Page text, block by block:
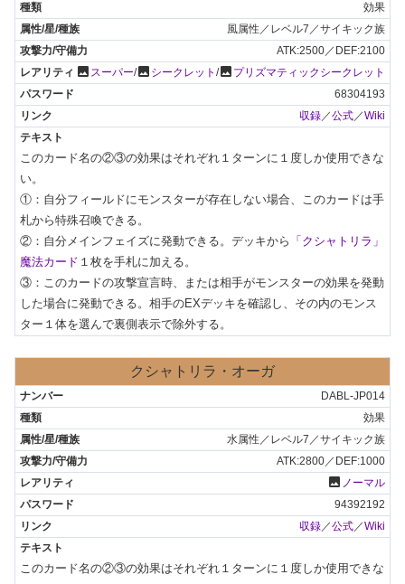
効果
風属性／レベル7／サイキック族
ATK:2500／DEF:2100
photo スーパー/photo シークレット /photo プリズマティックシークレット
68304193
収録／公式／Wiki
このカード名の②③の効果はそれぞれ１ターンに１度しか使用できな
い。
①：自分フィールドにモンスターが存在しない場合、このカードは手
札から特殊召喚できる。
②：自分メインフェイズに発動できる。デッキから 「クシャトリラ」
魔法カード １枚を手札に加える。
③：このカードの攻撃宣言時、または相手がモンスターの効果を発動
した場合に発動できる。相手のEXデッキを確認し、その内のモンス
ター１体を選んで裏側表示で除外する。
クシャトリラ・オーガ
DABL-JP014
効果
水属性／レベル7／サイキック族
ATK:2800／DEF:1000
photo ノーマル
94392192
収録／公式／Wiki
このカード名の②③の効果はそれぞれ１ターンに１度しか使用できな